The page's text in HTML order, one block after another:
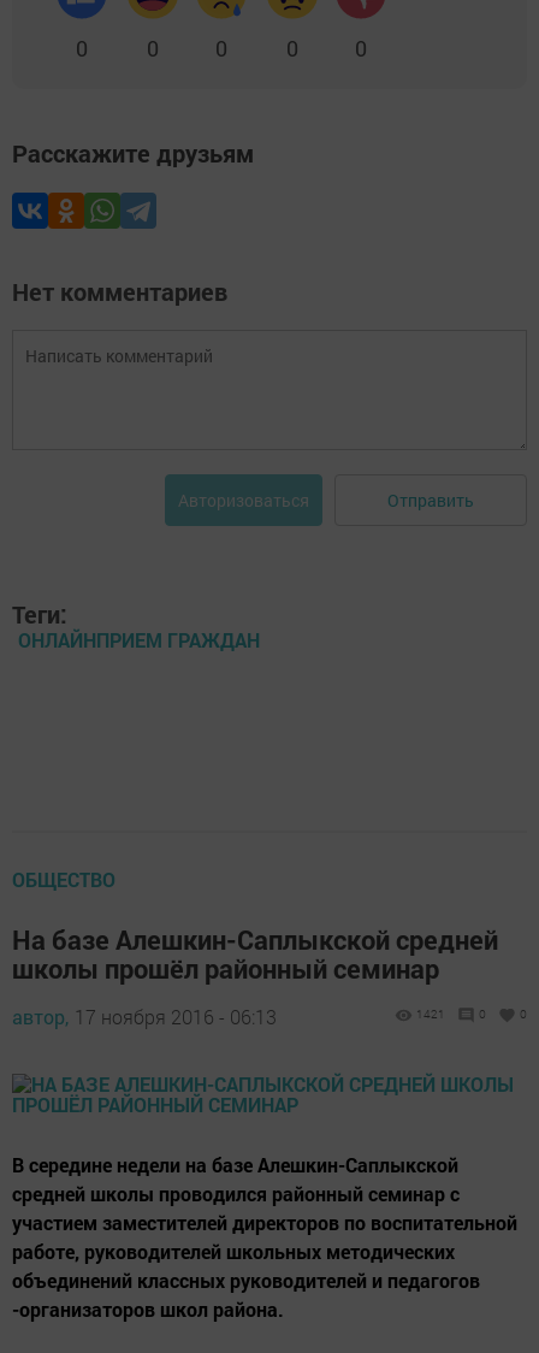
0 0 0 0 0
Расскажите друзьям
Нет комментариев
Авторизоваться Отправить
Теги:
ОНЛАЙНПРИЕМ ГРАЖДАН
ОБЩЕСТВО
На базе Алешкин-Саплыкской средней
школы прошёл районный семинар
автор, 17 ноября 2016 - 06:13 1421 0 0
В середине недели на базе Алешкин-Саплыкской
средней школы проводился районный семинар с
участием заместителей директоров по воспитательной
работе, руководителей школьных методических
объединений классных руководителей и педагогов
-организаторов школ района.